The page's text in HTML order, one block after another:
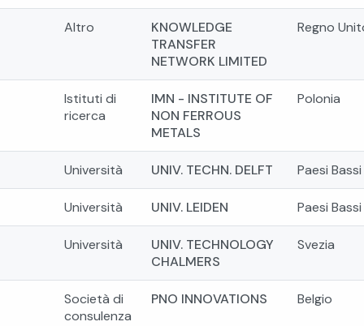
Altro
KNOWLEDGE
TRANSFER
NETWORK LIMITED
Regno
Istituti di
ricerca
IMN - INSTITUTE OF
NON FERROUS
METALS
Polonia
Università UNIV. TECHN. DELFT Paesi Bassi
Università UNIV. LEIDEN Paesi Bassi
Università
UNIV. TECHNOLOGY
CHALMERS
Svezia
Società di
consulenza
PNO INNOVATIONS Belgio